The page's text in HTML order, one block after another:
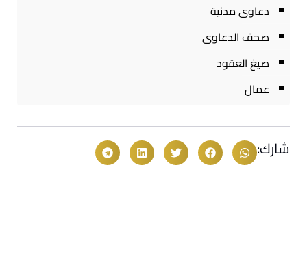
دعاوى مدنية
صحف الدعاوى
صيغ العقود
عمال
شارك: